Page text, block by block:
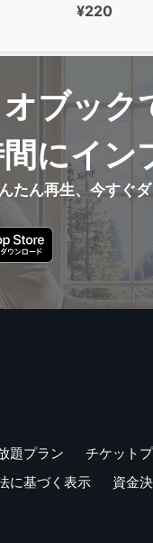
¥220
ブック
にイン
たん再生、今すぐ
題プラン チケット
に基づく表示 資金